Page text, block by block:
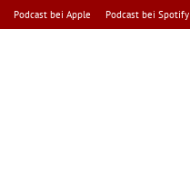
Podcast bei Apple Podcast bei Spotify